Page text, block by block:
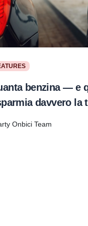
benzina — e
davvero la
Onbici Team